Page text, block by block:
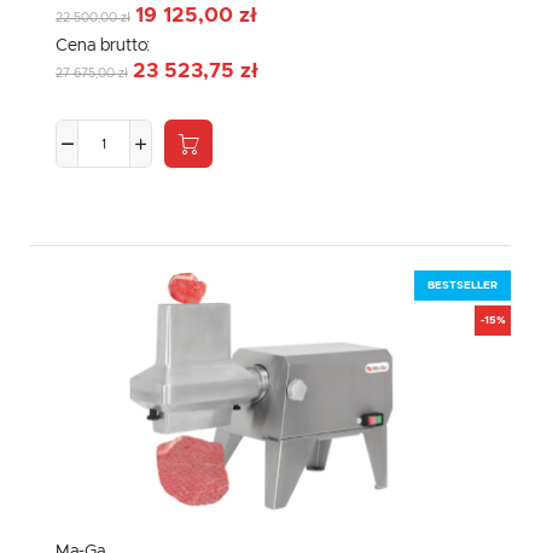
22 500,00 zł 19 125,00 zł
Cena brutto:
27 675,00 zł 23 523,75 zł
BESTSELLER
-15%